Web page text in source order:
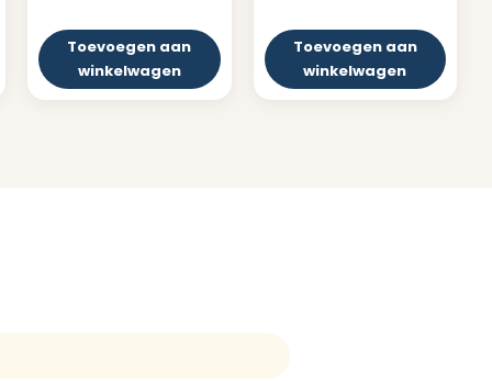
Toevoegen aan
winkelwagen
Toevoegen aan
winkelwagen